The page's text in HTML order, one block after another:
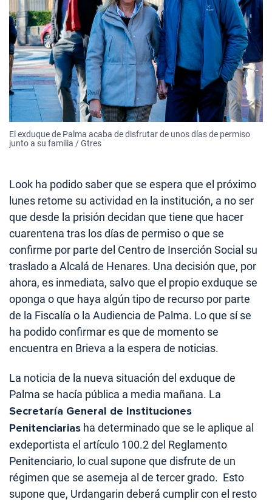
El exduque de Palma acaba de disfrutar de unos días de permiso
junto a su familia / Gtres
Look ha podido saber que se espera que el próximo
lunes retome su actividad en la institución, a no ser
que desde la prisión decidan que tiene que hacer
cuarentena tras los días de permiso o que se
confirme por parte del Centro de Inserción Social su
traslado a Alcalá de Henares. Una decisión que, por
ahora, es inmediata, salvo que el propio exduque se
oponga o que haya algún tipo de recurso por parte
de la Fiscalía o la Audiencia de Palma. Lo que sí se
ha podido confirmar es que de momento se
encuentra en Brieva a la espera de noticias.
La noticia de la nueva situación del exduque de
Palma se hacía pública a media mañana. La
Secretaría General de Instituciones
Penitenciarias ha determinado que se le aplique al
exdeportista el artículo 100.2 del Reglamento
Penitenciario, lo cual supone que disfrute de un
régimen que se asemeja al de tercer grado. Esto
supone que, Urdangarin deberá cumplir con el resto